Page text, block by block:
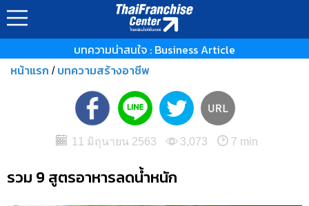
บทความน่าสนใจ : Business Article
หน้าแรก / บทความสร้างอาชีพ
11 มิถุนายน 2563 3,073 7 min
รวม 9 สูตรอาหารลดน้ำหนัก